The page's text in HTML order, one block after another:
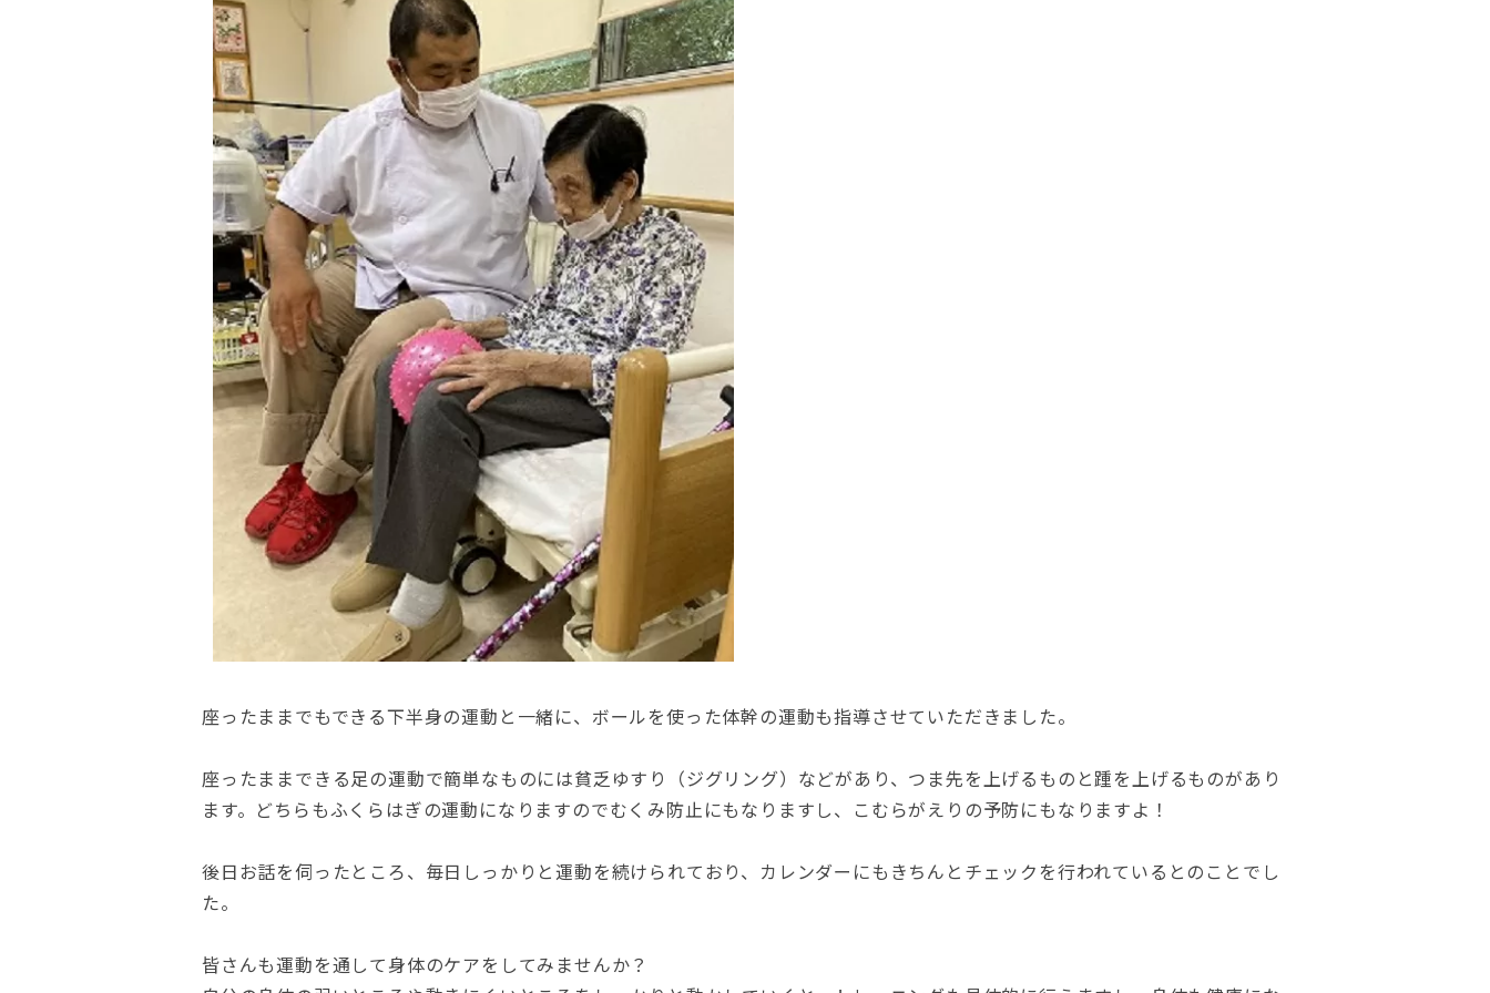
座ったままでもできる下半身の運動と一緒に、ボールを使った体幹の運動も指導させていただきました。
座ったままできる足の運動で簡単なものには貧乏ゆすり（ジグリング）などがあり、つま先を上げるものと踵を上げるものがあり
ます。どちらもふくらはぎの運動になりますのでむくみ防止にもなりますし、こむらがえりの予防にもなりますよ！
後日お話を伺ったところ、毎日しっかりと運動を続けられており、カレンダーにもきちんとチェックを行われているとのことでし
た。
皆さんも運動を通して身体のケアをしてみませんか？